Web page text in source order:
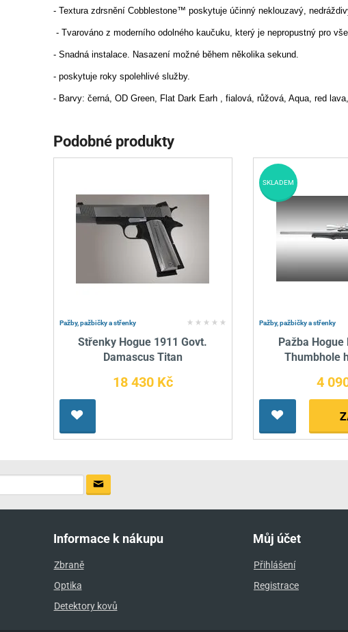
- Textura zdrsnění Cobblestone™ poskytuje účinný neklouzavý,
- Tvarováno z moderního odolného kaučuku, který je nepropustný pro
- Snadná instalace. Nasazení možné během několika sekund.
- poskytuje roky spolehlivé služby.
- Barvy: černá, OD Green, Flat Dark Earh , fialová, růžová, Aqua, red
Podobné produkty
Pažby, pažbičky a střenky
Střenky Hogue 1911 Govt.
Damascus Titan
18 430 Kč
Pažby, pažbičky a střenky
Pažba
Thumbhole
4
SKLADEM
Informace k nákupu
Zbraně
Optika
Detektory kovů
Můj účet
Přihlášení
Registrace